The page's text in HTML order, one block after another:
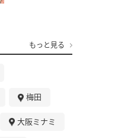
もっと見る
梅田
大阪ミナミ